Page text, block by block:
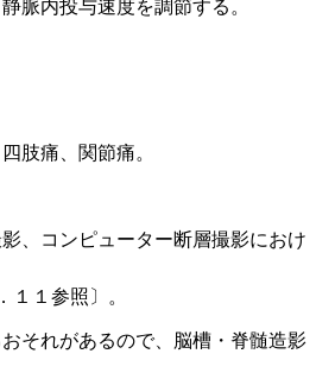
肢痛、関節痛。
１参照〕。
それがあるので、脳槽・脊髄造影
脈内投与速度を調節する。
、コンピューター断層撮影におけ